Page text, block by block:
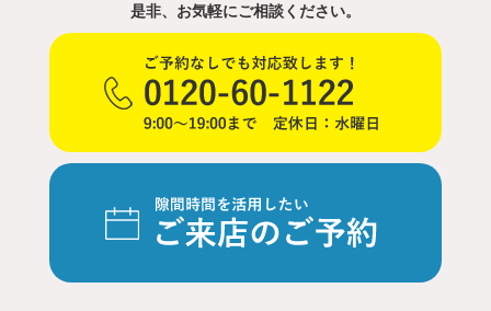
是非、お気軽にご相談ください。